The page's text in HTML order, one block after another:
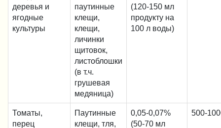
деревья и
ягодные
культуры
паутинные
клещи,
клещи,
личинки
щитовок,
листоблошки
(в т.ч.
грушевая
медяница)
(120-150 мл
продукту на
100 л воды)
Томаты,
перец
Паутинные
клещи, тля,
0,05-0,07%
(50-70 мл
500-